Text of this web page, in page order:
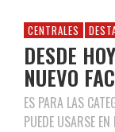
CENTRALES
DESDE
NUEVO
ES PARA LAS
PUEDE USARSE